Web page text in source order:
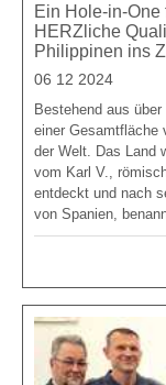
Ein Hole-in-One
HERZliche
Philippinen ins
06 12 2024
Bestehend aus
einer Gesamtfläche
der Welt. Das Land
vom Karl V.,
entdeckt und nach
von Spanien,